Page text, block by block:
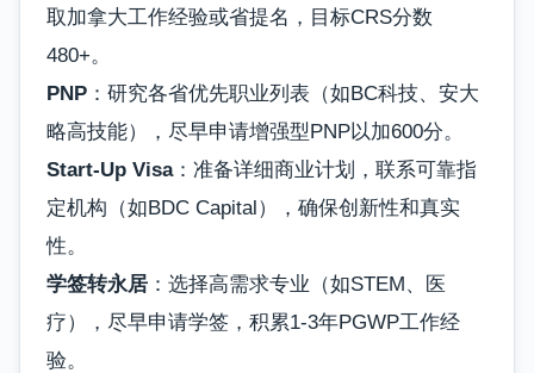
取加拿大工作经验或省提名，目标CRS分数
480+。
PNP ：研究各省优先职业列表（如BC科技、安大
略高技能），尽早申请增强型PNP以加600分。
Start-Up Visa：准备详细商业计划，联系可靠指
定机构（如BDC Capital），确保创新性和真实
性。
学签转永居 ：选择高需求专业（如STEM、医
疗），尽早申请学签，积累1-3年PGWP工作经
验。